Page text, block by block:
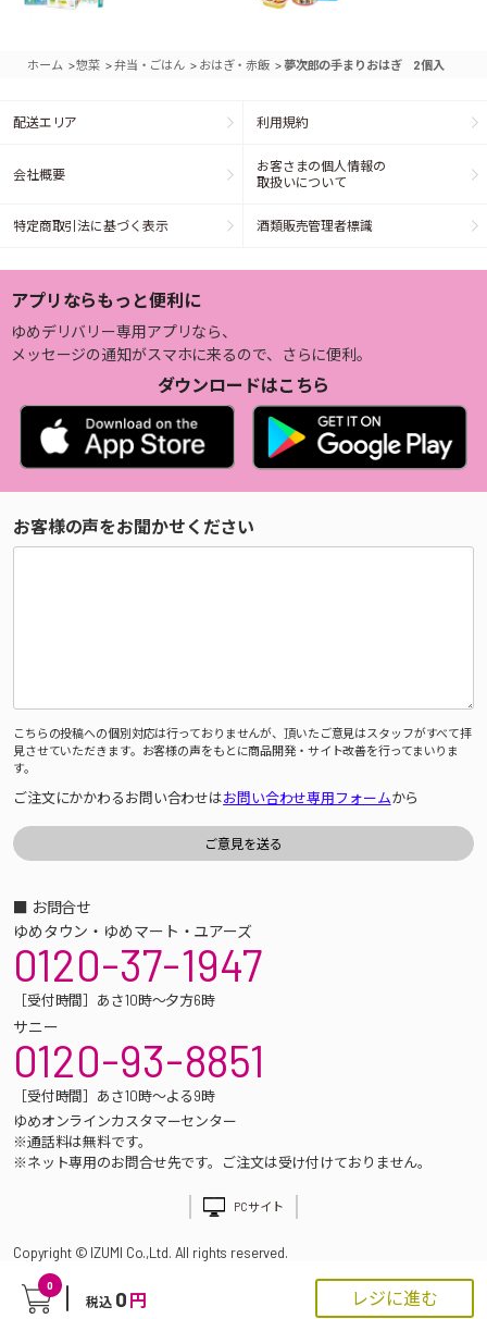
0
税込 0 円 レジに進む
ホーム >惣菜 >弁当・ごはん > おはぎ・赤飯 >夢次郎の手まりおはぎ 2個入
配送エリア 利用規約
会社概要
お客さまの個人情報の
取扱いについて
特定商取引法に基づく表示 酒類販売管理者標識
アプリならもっと便利に
ゆめデリバリー専用アプリなら、
メッセージの通知がスマホに来るので、さらに便利。
ダウンロードはこちら
お客様の声をお聞かせください
こちらの投稿への個別対応は行っておりませんが、頂いたご意見はスタッフがすべて拝
見させていただきます。お客様の声をもとに商品開発・サイト改善を行ってまいりま
す。
ご注文にかかわるお問い合わせはお問い合わせ専用フォームから
■ お問合せ
ゆめタウン・ゆめマート・ユアーズ
0120-37-1947
［受付時間］あさ10時～夕方6時
サニー
0120-93-8851
［受付時間］あさ10時～よる9時
ゆめオンラインカスタマーセンター
※通話料は無料です。
※ネット専用のお問合せ先です。ご注文は受け付けておりません。
PCサイト
Copyright © IZUMI Co.,Ltd. All rights reserved.